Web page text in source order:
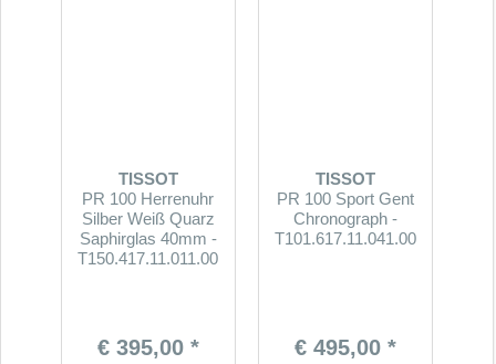
TISSOT
PR 100 Herrenuhr
Silber Weiß Quarz
Saphirglas 40mm -
T150.417.11.011.00
€ 395,00 *
TISSOT
PR 100 Sport Gent
Chronograph -
T101.617.11.041.00
€ 495,00 *